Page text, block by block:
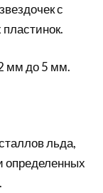
с
мм до 5 мм.
льда,
определенных